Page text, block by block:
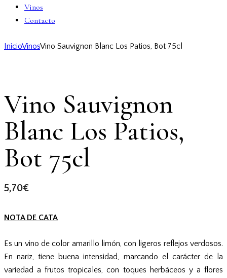
Vinos
Contacto
InicioVinosVino Sauvignon Blanc Los Patios, Bot 75cl
Vino Sauvignon
Blanc Los Patios,
Bot 75cl
5,70€
NOTA DE CATA
Es un vino de color amarillo limón, con ligeros reflejos verdosos.
En nariz, tiene buena intensidad, marcando el carácter de la
variedad a frutos tropicales, con toques herbáceos y a flores